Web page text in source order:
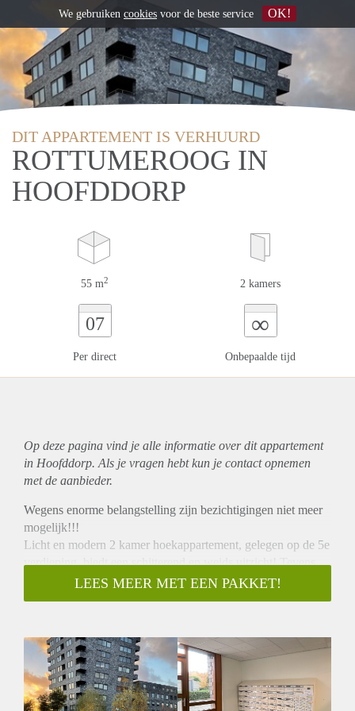
DIT APPARTEMENT IS VERHUURD
ROTTUMEROOG IN
HOOFDDORP
55 m2 2 kamers
07
Per direct
∞
Onbepaalde tijd
Op deze pagina vind je alle informatie over ditappartement
in Hoofddorp. Als je vragen hebt kun je contact opnemen
met de aanbieder.
Wegens enorme belangstelling zijn bezichtigingen niet meer
mogelijk!!!
Licht en modern 2 kamer hoekappartement, gelegen op de 5e
verdieping, biedt een schitterend en weids uitzicht! Tevens
heeft deze woning een EIGEN PARKEERPLAATS aan de
achterzijde van het complex.
A4, A5, A9 en A10. Tevens op loopafstand openbaar
vervoer, snelle busverbinding naar o.a NS station Hoofddorp,
Amsterdam Zuidoost en Schiphol.
Indeling :
LEES MEER MET EEN PAKKET!
We gebruiken cookies voor de beste service OK!